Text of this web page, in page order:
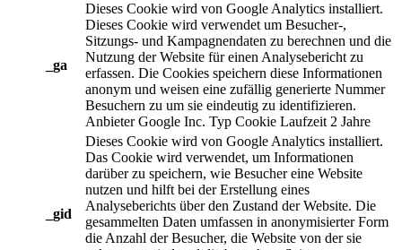
_ga
Dieses Cookie wird von Google Analytics installiert.
Dieses Cookie wird verwendet um Besucher-,
Sitzungs- und Kampagnendaten zu berechnen und die
Nutzung der Website für einen Analysebericht zu
erfassen. Die Cookies speichern diese Informationen
anonym und weisen eine zufällig generierte Nummer
Besuchern zu um sie eindeutig zu identifizieren.
Anbieter Google Inc. Typ Cookie Laufzeit 2 Jahre
_gid
Dieses Cookie wird von Google Analytics installiert.
Das Cookie wird verwendet, um Informationen
darüber zu speichern, wie Besucher eine Website
nutzen und hilft bei der Erstellung eines
Analyseberichts über den Zustand der Website. Die
gesammelten Daten umfassen in anonymisierter Form
die Anzahl der Besucher, die Website von der sie